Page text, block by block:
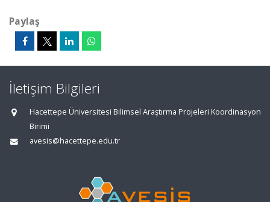
Paylaş
İletişim Bilgileri
Hacettepe Üniversitesi Bilimsel Araştırma Projeleri Koordinasyon
Birimi
avesis@hacettepe.edu.tr